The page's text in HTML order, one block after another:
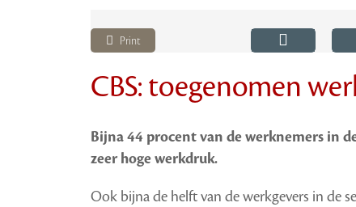
Print
CBS: toegenomen
Bijna 44 procent van de werknemers in
zeer hoge werkdruk.
Ook bijna de helft van de werkgevers in de